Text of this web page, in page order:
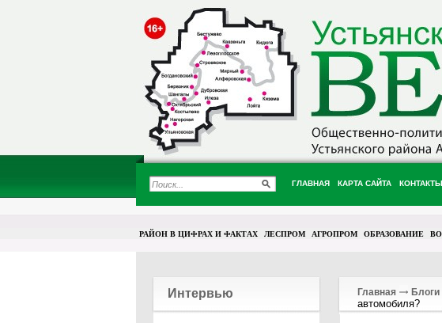
ГЛАВНАЯ КАРТА САЙТА КОНТАКТЫ
РАЙОН В ЦИФРАХ И ФАКТАХ ЛЕСПРОМ АГРОПРОМ ОБРАЗОВАНИЕ
Интервью Главная
автомобиля?